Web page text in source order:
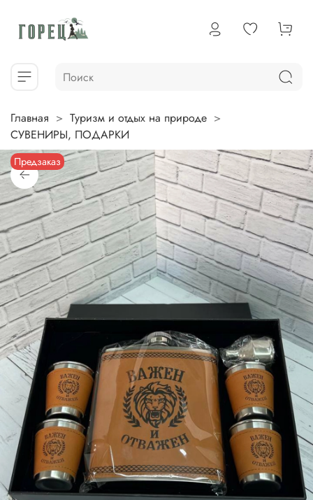
Главная
Туризм и отдых на природе
СУВЕНИРЫ, ПОДАРКИ
Предзаказ